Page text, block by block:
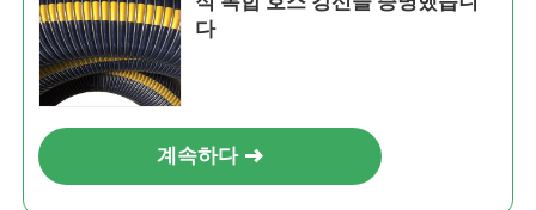
다
계속하다